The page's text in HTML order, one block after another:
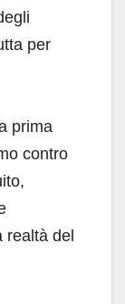
per
prima
contro
realtà del